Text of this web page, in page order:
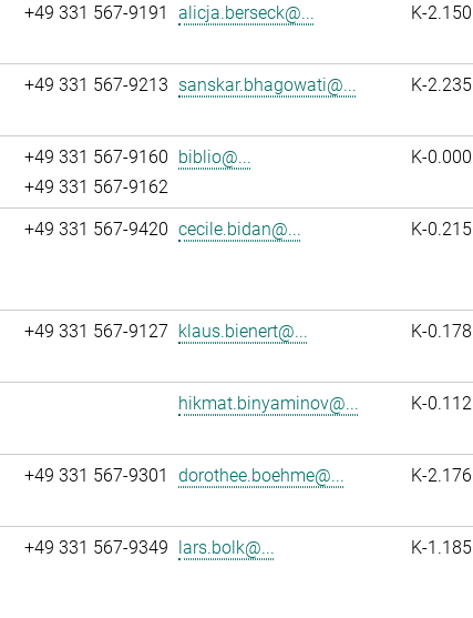
+49 331 567-9191 alicja.berseck@... K-2.150
+49 331 567-9213 sanskar.bhagowati@... K-2.235
+49 331 567-9160
+49 331 567-9162
biblio@... K-0.000
+49 331 567-9420 cecile.bidan@... K-0.215
+49 331 567-9127 klaus.bienert@... K-0.178
hikmat.binyaminov@... K-0.112
+49 331 567-9301 dorothee.boehme@... K-2.176
+49 331 567-9349 lars.bolk@... K-1.185